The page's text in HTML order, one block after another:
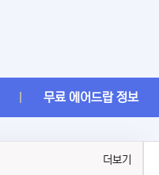
무료 에어드랍 정보
더보기